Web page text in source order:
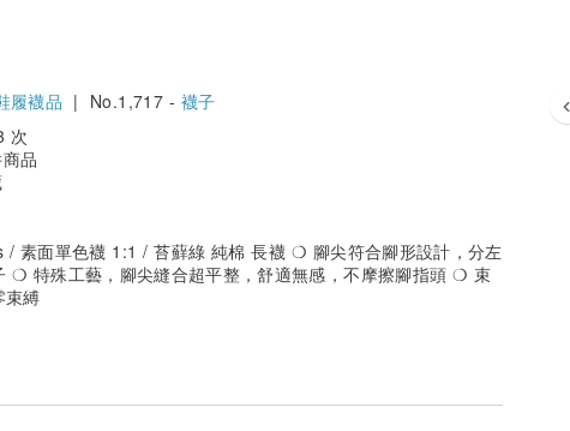
履襪品 | No.1,717 - 襪子
次
品
/ 素面單色襪 1:1 / 苔蘚綠 純棉 長襪 ❍ 腳尖符合腳形設計，分左
❍ 特殊工藝，腳尖縫合超平整，舒適無感，不摩擦腳指頭 ❍ 束
束縛